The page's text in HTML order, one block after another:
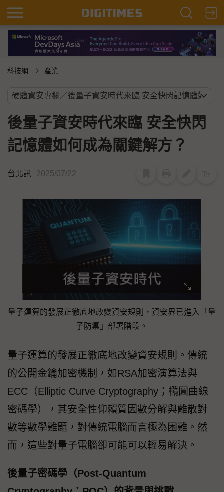
科技網 產業
後量子資安時代來臨 安全快閃
記憶體如何成為關鍵解方？
台北訊 2025/07/22
量子運算的發展正徹底地改變資安規則，資安界已進入「量
子防禦」部署階段。
量子運算的發展正徹底地改變資安規則。傳統
的公開金鑰加密機制，如RSA加密演算法與
ECC（Elliptic Curve Cryptography；橢圓曲線
密碼學），其安全性仰賴質因數分解與離散對
數等數學難題，對傳統電腦而言極為困難。然
而，這些對量子電腦卻可能可以輕易解決。
後量子密碼學（Post-Quantum